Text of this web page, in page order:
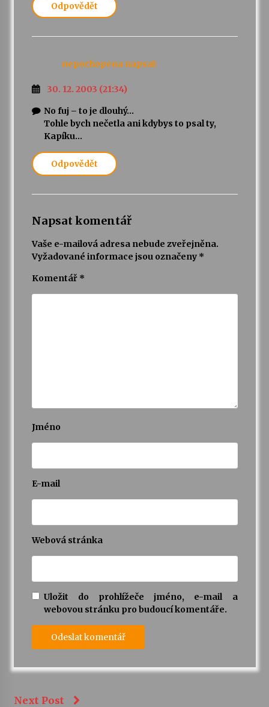
Odpovědět
nepochopena napsal:
30. 12. 2003 (21:34)
No fuj – to je dlouhý…
Tohle bych nečetla ani kdybys to psal ty,
Kapíku…
Odpovědět
Napsat komentář
Vaše e-mailová adresa nebude zveřejněna.
Vyžadované informace jsou označeny *
Komentář *
Jméno
E-mail
Webová stránka
Uložit do prohlížeče jméno, e-mail a
webovou stránku pro budoucí komentáře.
Next Post